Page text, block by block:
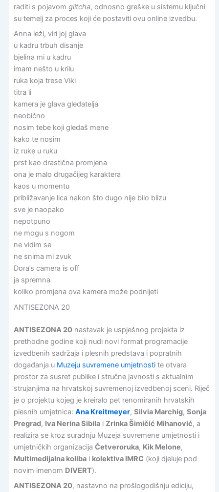
raditi s pojavom glitcha, odnosno greške u sistemu ključni
su temelj za proces koji će postaviti ovu online izvedbu.
Anna leži, viri joj glava
u kadru trbuh disanje
bjelina mi u kadru
imam nešto u krilu
ruka koja trese Viki
titra li
kamera je glava gledatelja
neobično
nosim tebe koji gledaš mene
kako te nosim
iz ruke u ruku
prst kao drastična promjena
ona je malo drugačijeg karaktera
kaos u momentu
približavanje lica nakon što dugo nije bilo blizu
sve je naopako
nepotpuno
ne mogu s nogom
ne vidim se
ne snima mi zvuk
Dora’s camera is off
ja spremna
koliko promjena ova kamera može podnijeti
ANTISEZONA 20
ANTISEZONA 20nastavak je uspješnog projekta iz
prethodne godine koji nudi novi format programacije
izvedbenih sadržaja i plesnih predstava i popratnih
događanja u Muzeju suvremene umjetnostite otvara
prostor za susret publike i stručne javnosti s aktualnim
strujanjima na hrvatskoj suvremenoj izvedbenoj sceni. Riječ
je o projektu kojeg je kreiralo pet renomiranih hrvatskih
plesnih umjetnica: Ana Kreitmeyer, Silvia Marchig, Sonja
Pregrad, Iva Nerina Sibilai Zrinka Šimičić Mihanović, a
realizira se kroz suradnju Muzeja suvremene umjetnosti i
umjetničkih organizacija Četveroruka, Kik Melone,
Multimedijalna kolibai kolektiva IMRC (koji djeluje pod
novim imenom DIVERT).
ANTISEZONA 20, nastavno na prošlogodišnju ediciju,